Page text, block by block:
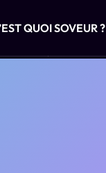
QUOI SOVEUR ?